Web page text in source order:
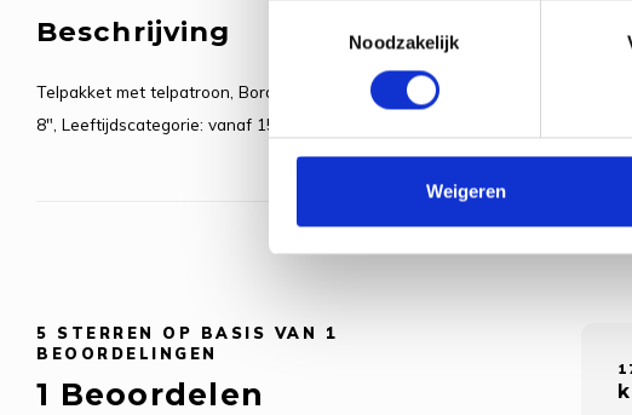
Noodzakelijk
Weigeren
Beschrijving
Telpakket met telpatroon, Borduurstof: 100% katoen, Garen: 100% katoen
8", Leeftijdscategorie: vanaf 15 jaar, Steken: kruissteek, Spansteek, Aantal
5 STERREN OP BASIS VAN 1
BEOORDELINGEN
1 Beoordelen